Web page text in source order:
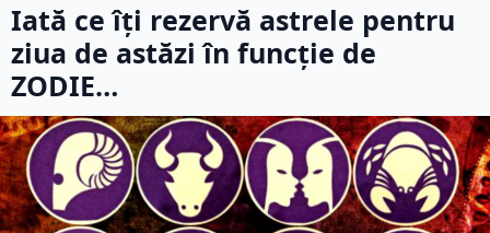
Iată ce îți rezervă astrele pentru
ziua de astăzi în funcție de
ZODIE…